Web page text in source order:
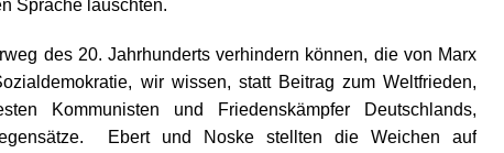
Sprache lauschten.
des 20. Jahrhunderts verhindern können, die von Marx
wir wissen, statt Beitrag zum Weltfrieden,
Kommunisten und Friedenskämpfer Deutschlands,
Ebert und Noske stellten die Weichen auf